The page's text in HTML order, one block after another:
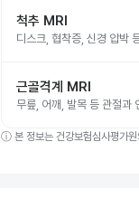
척추 MRI
디스크, 협착증, 신경 압박
근골격계 MRI
무릎, 어깨, 발목 등 관절과
ⓘ 본 정보는 건강보험심사평가